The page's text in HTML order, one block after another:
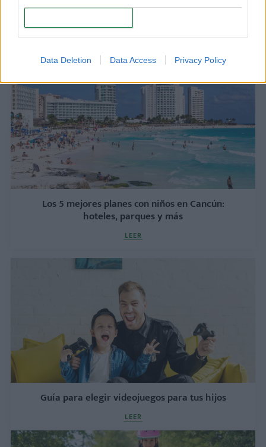
Data Deletion Data Access Privacy Policy
México
Los 5 mejores planes con niños en Cancún:
hoteles, parques y más
LEER
Guía para elegir videojuegos para tus hijos
LEER